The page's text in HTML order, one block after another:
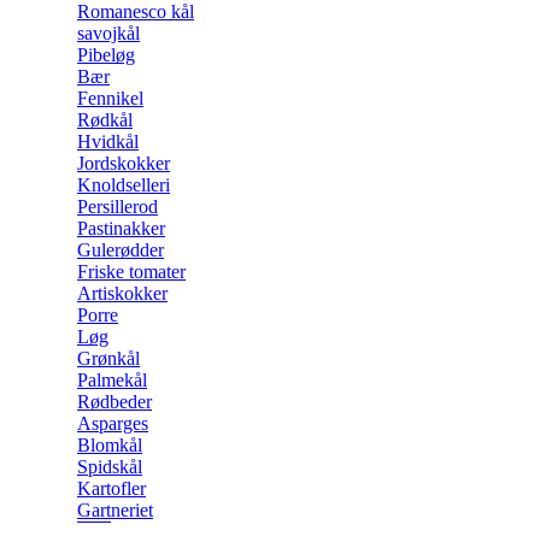
Romanesco kål
savojkål
Pibeløg
Bær
Fennikel
Rødkål
Hvidkål
Jordskokker
Knoldselleri
Persillerod
Pastinakker
Gulerødder
Friske tomater
Artiskokker
Porre
Løg
Grønkål
Palmekål
Rødbeder
Asparges
Blomkål
Spidskål
Kartofler
Gartneriet